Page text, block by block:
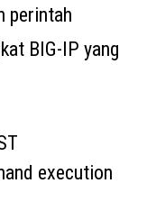
perintah
BIG-IP yang
execution